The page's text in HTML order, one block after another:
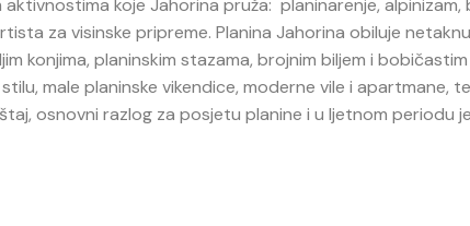
za visinske pripreme. Planina Jahorina obiluje
konjima, planinskim stazama, brojnim biljem i
male planinske vikendice, moderne vile i apartmane,
osnovni razlog za posjetu planine i u ljetnom periodu je